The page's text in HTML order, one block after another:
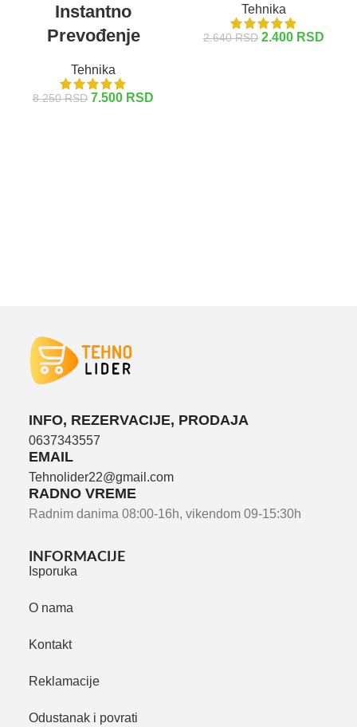
Instantno
Prevođenje
Tehnika
8.250RSD 7.500 RSD
Tehnika
2.640RSD 2.400 RSD
INFO, REZERVACIJE, PRODAJA
0637343557
EMAIL
Tehnolider22@gmail.com
RADNO VREME
Radnim danima 08:00-16h, vikendom 09-15:30h
INFORMACIJE
Isporuka
O nama
Kontakt
Reklamacije
Odustanak i povrati